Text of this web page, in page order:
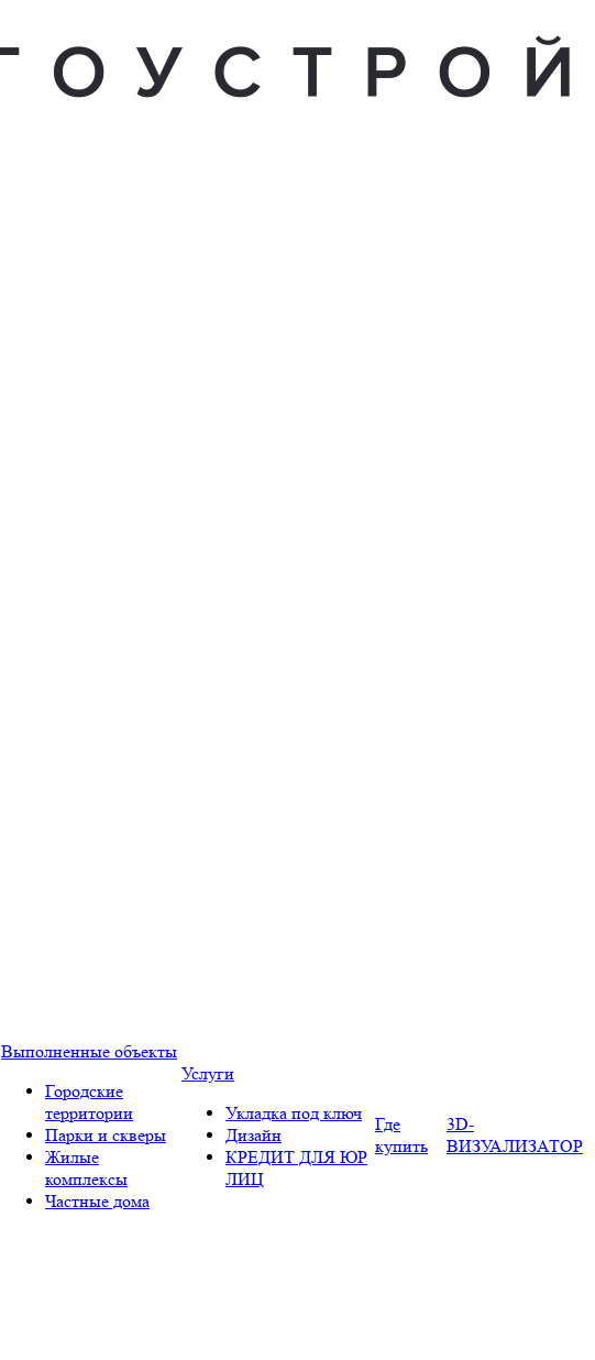
Выполненные объекты
Городские
территории
Парки и скверы
Жилые
комплексы
Частные дома
Услуги
Укладка под ключ
Дизайн
КРЕДИТ ДЛЯ ЮР
ЛИЦ
Где
купить
3D-
ВИЗУАЛИЗАТОР